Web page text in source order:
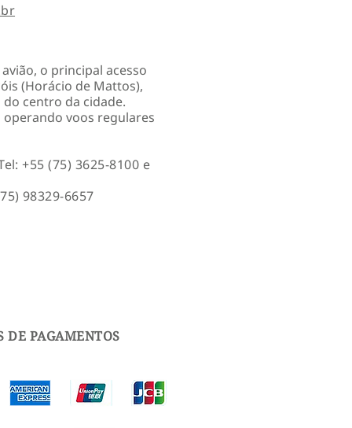
o principal acesso
(Horácio de Mattos),
do centro da cidade.
voos regulares
+55 (75) 3625-8100 e
98329-6657
DE PAGAMENTOS